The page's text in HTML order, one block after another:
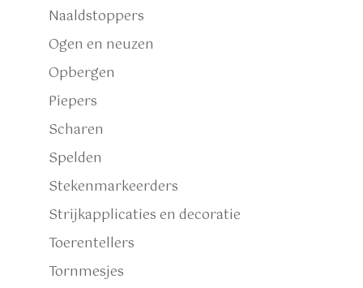
Naaldstoppers
Ogen en neuzen
Opbergen
Piepers
Scharen
Spelden
Stekenmarkeerders
Strijkapplicaties en decoratie
Toerentellers
Tornmesjes